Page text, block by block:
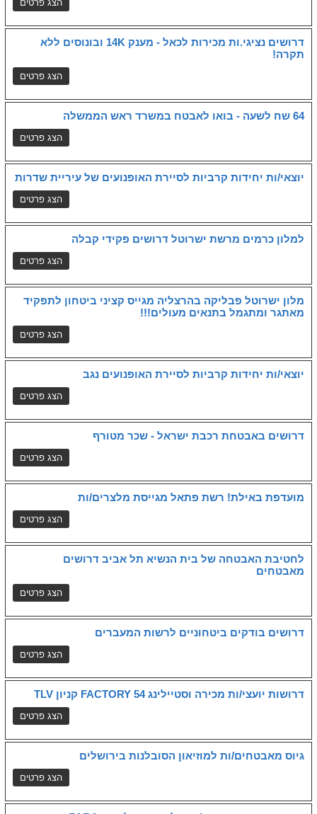
דרושים נציגי.ות מכירות לכאל - מענק 14K ובונוסים ללא
תקרה!
64 שח לשעה - בואו לאבטח במשרד ראש הממשלה
יוצאי/ות יחידות קרביות לסיירת האופנועים של עיריית שדרות
למלון כרמים מרשת ישרוטל דרושים פקידי קבלה
מלון ישרוטל פבליקה בהרצליה מגייס קציני ביטחון לתפקיד
מאתגר ומתגמל בתנאים מעולים!!!
יוצאי/ות יחידות קרביות לסיירת האופנועים נגב
דרושים באבטחת רכבת ישראל - שכר מטורף
מועדפת באילת! רשת פתאל מגייסת מלצרים/ות
לחטיבת האבטחה של בית הנשיא תל אביב דרושים
מאבטחים
דרושים בודקים ביטחוניים לרשות המעברים
דרושות יועצי/ות מכירה וסטיילינג FACTORY 54 קניון TLV
גיוס מאבטחים/ות למוזיאון הסובלנות בירושלים